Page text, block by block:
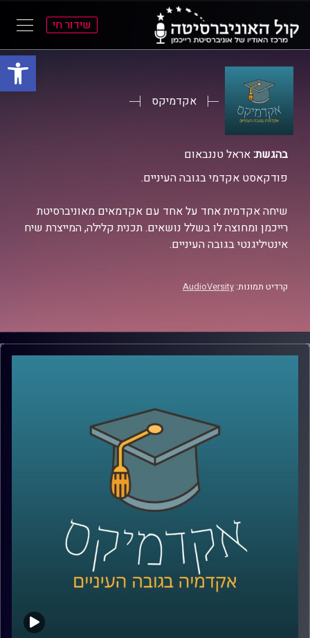
פתח
שידור חי
אקדמיקס
בהגשת:אראל טננבאום
פודקאסט אקדמי בגובה העיניים.
שיחה אקדמית אחד על אחד עם אקדמאים מאוניברסיטת
רייכמן ומחוצה לו בשלל נושאים. תכנית קלילה, המייצרת שיח
אינטיליגנטי בגובה העיניים.
קרדיט תמונות: AudioVersity